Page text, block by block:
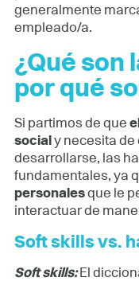
generalmente
empleado/a.
¿Qué son
por qué
Si partimos de que
social y necesita de
desarrollarse, las
fundamentales, ya
personalesque le
interactuar de
Soft skills vs.
Soft skills:El